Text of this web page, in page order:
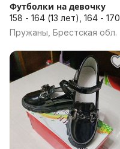
Футболки на девочку
158 - 164 (13 лет), 164 - 170
Пружаны, Брестская обл.